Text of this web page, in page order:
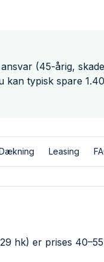
(45-årig,
kan typisk spare
Leasing
hk) er prises